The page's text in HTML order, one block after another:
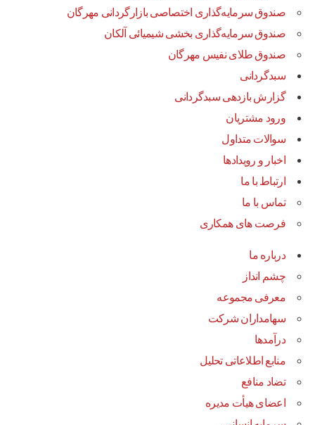
صندوق سرمایه‌گذاری اختصاصی بازارگردانی مهرگان
صندوق سرمایه‌گذاری بخشی شیمیائی آلکان
صندوق طلای نفیس مهرگان
سبدگردانی
گزارش بازدهی سبدگردانی
ورود مشتریان
سوالات متداول
اخبار و رویدادها
ارتباط با ما
تماس با ما
فرصت های همکاری
درباره ما
چشم انداز
معرفی مجموعه
سهامداران شرکت
درآمد‌ها
منابع اطلاعاتی تحلیل
تضاد منافع
اعضای هیأت مدیره